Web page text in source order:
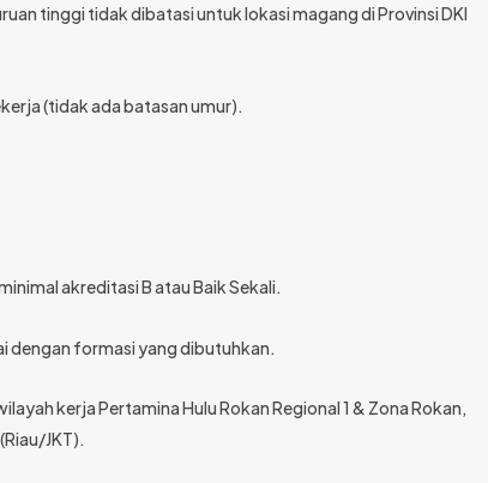
tinggi tidak dibatasi untuk lokasi magang di Provinsi DKI
(tidak ada batasan umur).
akreditasi B atau Baik Sekali.
dengan formasi yang dibutuhkan.
kerja Pertamina Hulu Rokan Regional 1 & Zona Rokan,
JKT).